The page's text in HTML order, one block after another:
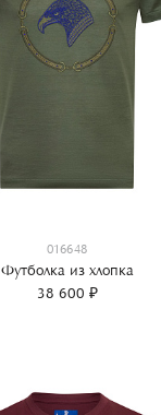
016648
Футболка из хлопка
38 600 ₽